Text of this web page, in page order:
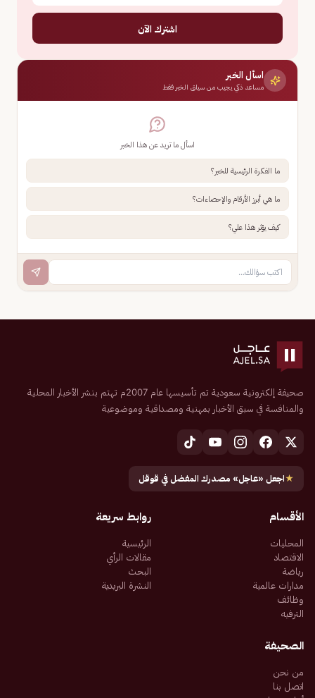
اشترك الآن
اسأل الخبر
مساعد ذكي يجيب من سياق الخبر فقط
اسأل ما تريد عن هذا الخبر
ما الفكرة الرئيسية للخبر؟
ما هي أبرز الأرقام والإحصاءات؟
كيف يؤثر هذا علي؟
صحيفة إلكترونية سعودية تم تأسيسها عام 2007م تهتم بنشر الأخبار المحلية
والمنافسة في سبق الأخبار بمهنية ومصداقية وموضوعية
★اجعل «عاجل» مصدرك المفضل في قوقل
الأقسام
المحليات
الاقتصاد
رياضة
مدارات عالمية
وظائف
الترفيه
روابط سريعة
الرئيسية
مقالات الرأي
البحث
النشرة البريدية
الصحيفة
من نحن
اتصل بنا